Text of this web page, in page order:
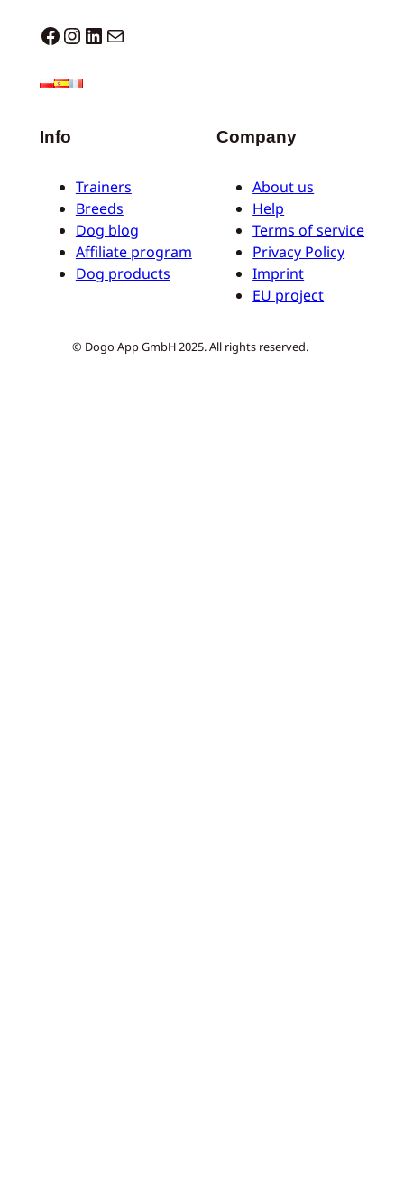
Dogo facebook InstagramLinkedIn E-mail
Info
Trainers
Breeds
Dog blog
Affiliate program
Dog products
Company
About us
Help
Terms of service
Privacy Policy
Imprint
EU project
© Dogo App GmbH 2025. All rights reserved.